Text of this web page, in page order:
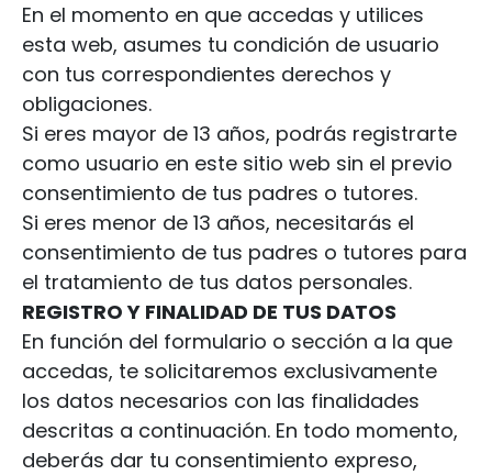
En el momento en que accedas y utilices
esta web, asumes tu condición de usuario
con tus correspondientes derechos y
obligaciones.
Si eres mayor de 13 años, podrás registrarte
como usuario en este sitio web sin el previo
consentimiento de tus padres o tutores.
Si eres menor de 13 años, necesitarás el
consentimiento de tus padres o tutores para
el tratamiento de tus datos personales.
REGISTRO Y FINALIDAD DE TUS DATOS
En función del formulario o sección a la que
accedas, te solicitaremos exclusivamente
los datos necesarios con las finalidades
descritas a continuación. En todo momento,
deberás dar tu consentimiento expreso,